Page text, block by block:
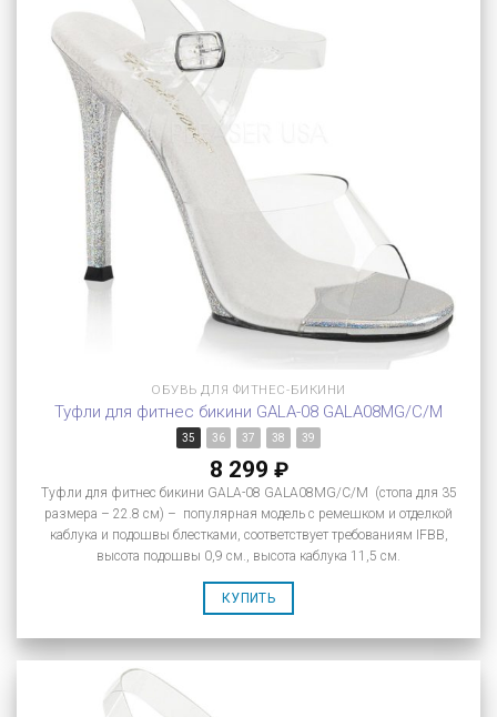
ОБУВЬ ДЛЯ ФИТНЕС-БИКИНИ
Туфли для фитнес бикини GALA-08 GALA08MG/C/M
35 36 37 38 39
8 299 ₽
Туфли для фитнес бикини GALA-08 GALA08MG/C/M (стопа для 35
размера – 22.8 см) – популярная модель с ремешком и отделкой
каблука и подошвы блестками, соответствует требованиям IFBB,
высота подошвы 0,9 см., высота каблука 11,5 см.
КУПИТЬ